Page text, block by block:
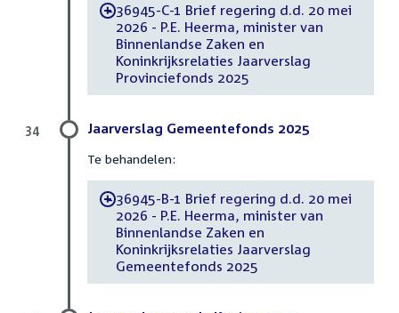
-36945-C-1 Brief regering d.d. 20 mei
2026 - P.E. Heerma, minister van
Binnenlandse Zaken en
Koninkrijksrelaties Jaarverslag
Provinciefonds 2025
Jaarverslag Gemeentefonds 2025
Te behandelen:
-36945-B-1 Brief regering d.d. 20 mei
2026 - P.E. Heerma, minister van
Binnenlandse Zaken en
Koninkrijksrelaties Jaarverslag
Gemeentefonds 2025
34